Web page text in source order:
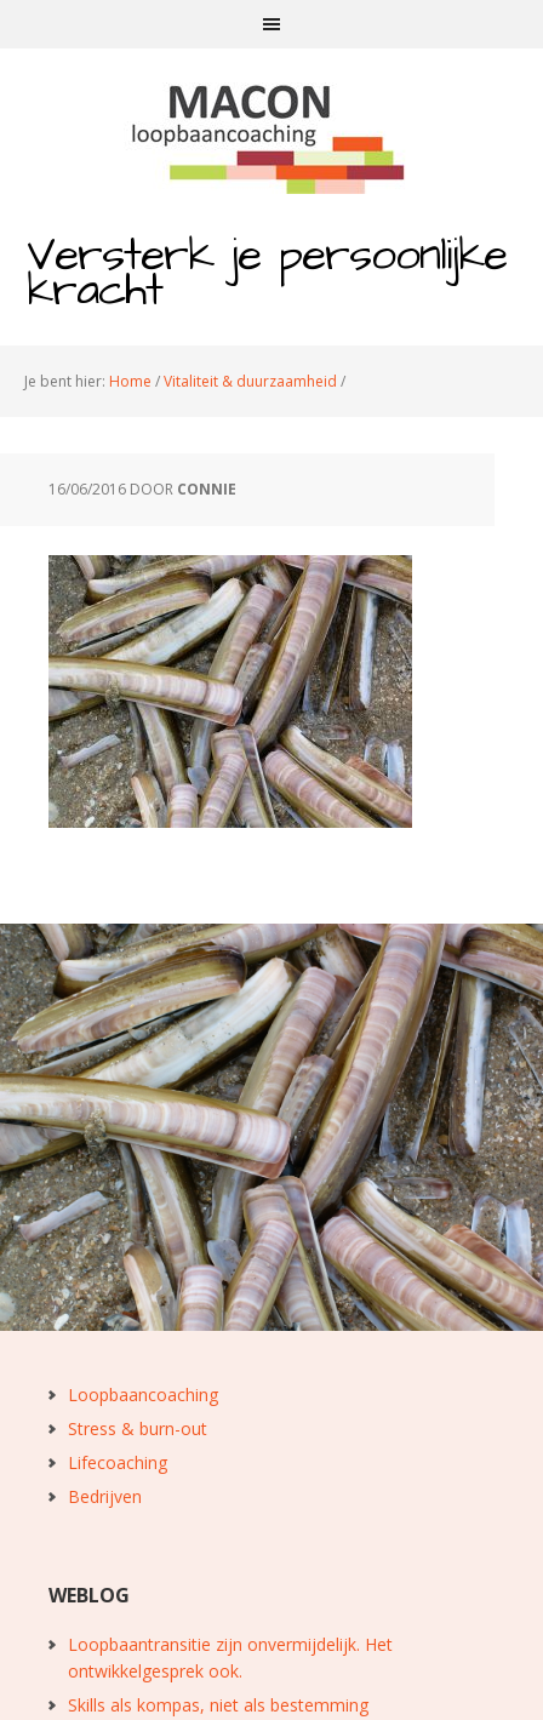
Versterk je persoonlijke
kracht
Je bent hier: Home /Vitaliteit & duurzaamheid /
16/06/2016 DOOR CONNIE
Loopbaancoaching
Stress & burn-out
Lifecoaching
Bedrijven
WEBLOG
Loopbaantransitie zijn onvermijdelijk. Het
ontwikkelgesprek ook.
Skills als kompas, niet als bestemming